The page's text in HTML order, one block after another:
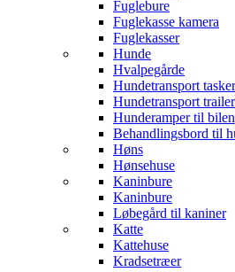
Fuglebure
Fuglekasse kamera
Fuglekasser
Hunde
Hvalpegårde
Hundetransport tasker
Hundetransport
Hunderamper til bilen
Behandlingsbord til
Høns
Hønsehuse
Kaninbure
Kaninbure
Løbegård til kaniner
Katte
Kattehuse
Kradsetræer